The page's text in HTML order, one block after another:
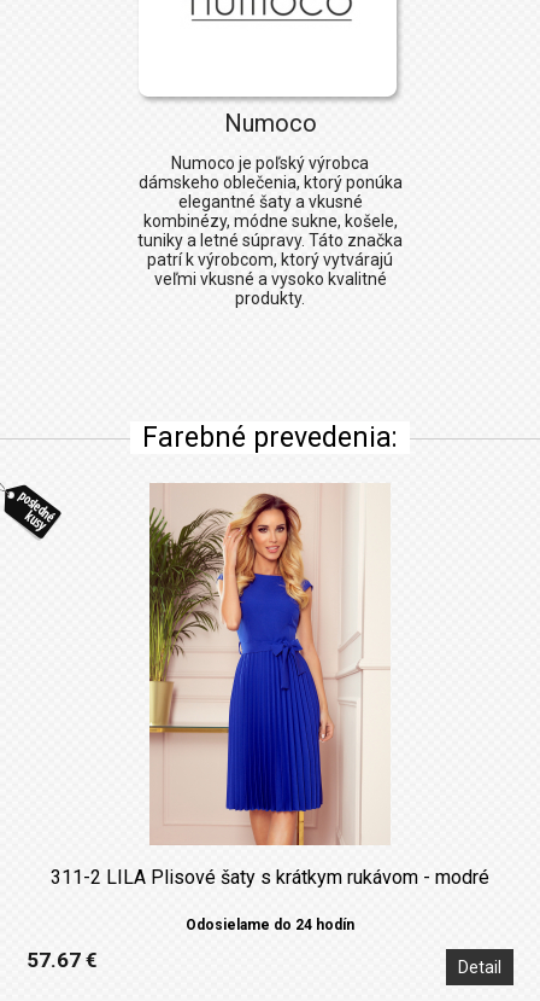
Numoco
Numoco je poľský výrobca
dámskeho oblečenia, ktorý ponúka
elegantné šaty a vkusné
kombinézy, módne sukne, košele,
tuniky a letné súpravy. Táto značka
patrí k výrobcom, ktorý vytvárajú
veľmi vkusné a vysoko kvalitné
produkty.
Farebné prevedenia:
311-2 LILA Plisové šaty s krátkym rukávom - modré
Odosielame do 24 hodín
57.67 € Detail